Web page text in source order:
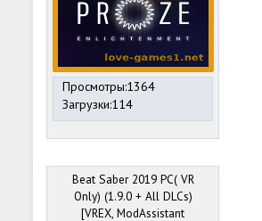
Просмотры:1364
Загрузки:114
Beat Saber 2019 PC( VR
Only) (1.9.0 + All DLCs)
[VREX, ModAssistant